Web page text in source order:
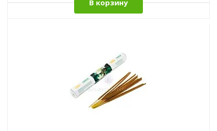
В корзину